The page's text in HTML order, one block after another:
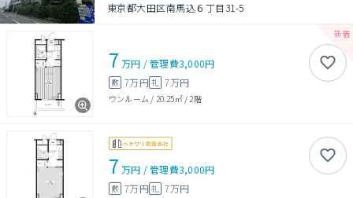
東京都大田区南馬込６丁目31-5
7 万円 /管理費3,000円
敷 7万円礼 7万円
ワンルーム / 20.25㎡/ 2階
7 万円 /管理費3,000円
敷 7万円礼 7万円